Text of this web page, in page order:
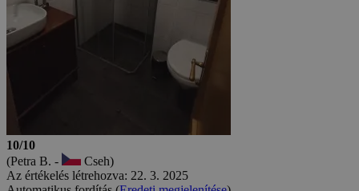
10/10
(Petra B. -
Cseh)
Az értékelés létrehozva: 22. 3. 2025